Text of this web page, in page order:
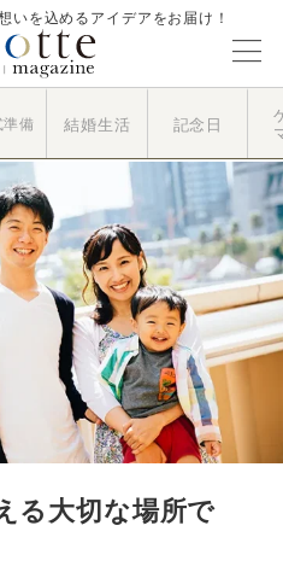
いを込めるアイデアをお届け！
準備 結婚生活 記念日
る大切な場所で